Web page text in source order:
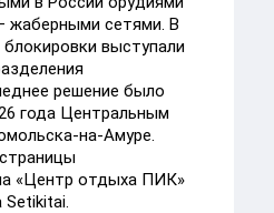
жаберными сетями. В
выступали
решение было
года Центральным
на-Амуре.
«Центр отдыха ПИК»
Setikitai.